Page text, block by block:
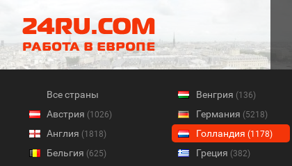
Все страны
Австрия (1026)
Англия (1818)
Бельгия (625)
Венгрия (136)
Германия (5218)
Голландия (1178)
Греция (382)